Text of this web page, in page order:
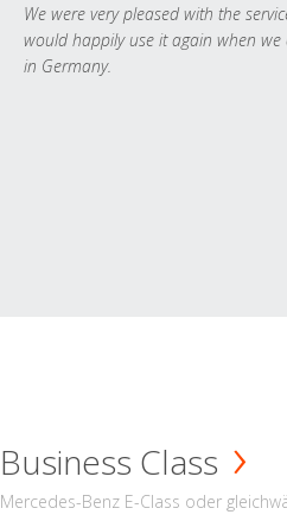
We were very pleased with the
would happily use it again when we
in Germany.
Business Class
Mercedes-Benz E-Class oder